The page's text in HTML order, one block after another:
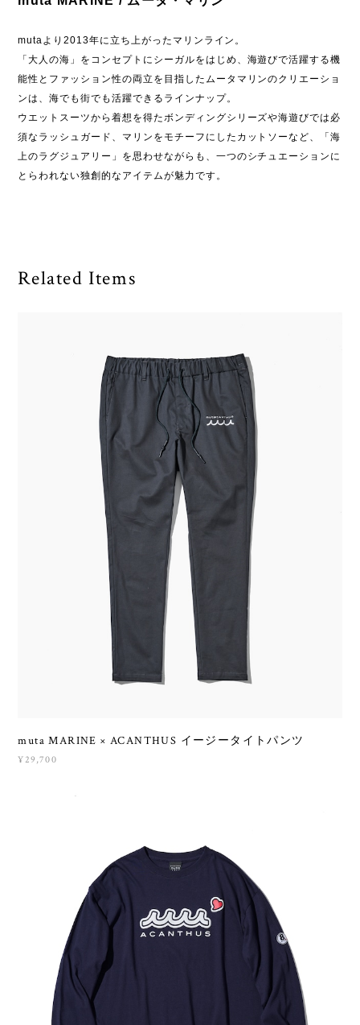
mutaより2013年に立ち上がったマリンライン。
「大人の海」をコンセプトにシーガルをはじめ、海遊びで活躍する機
能性とファッション性の両立を目指したムータマリンのクリエーショ
ンは、海でも街でも活躍できるラインナップ。
ウエットスーツから着想を得たボンディングシリーズや海遊びでは必
須なラッシュガード、マリンをモチーフにしたカットソーなど、「海
上のラグジュアリー」を思わせながらも、一つのシチュエーションに
とらわれない独創的なアイテムが魅力です。
Related Items
muta MARINE × ACANTHUS イージータイトパンツ
¥29,700